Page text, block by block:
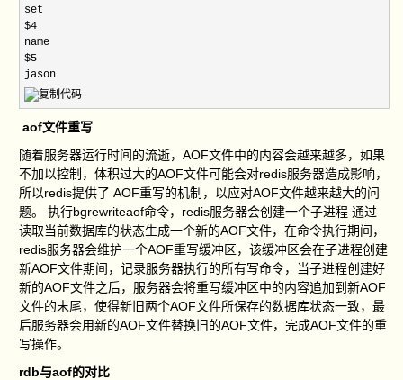
set
$4
name
$5
jason
aof文件重写
随着服务器运行时间的流逝，AOF文件中的内容会越来越多，如果
不加以控制，体积过大的AOF文件可能会对redis服务器造成影响，
所以redis提供了 AOF重写的机制，以应对AOF文件越来越大的问
题。 执行bgrewriteaof命令，redis服务器会创建一个子进程 通过
读取当前数据库的状态生成一个新的AOF文件，在命令执行期间，
redis服务器会维护一个AOF重写缓冲区，该缓冲区会在子进程创建
新AOF文件期间，记录服务器执行的所有写命令，当子进程创建好
新的AOF文件之后，服务器会将重写缓冲区中的内容追加到新AOF
文件的末尾，使得新旧两个AOF文件所保存的数据库状态一致，最
后服务器会用新的AOF文件替换旧的AOF文件，完成AOF文件的重
写操作。
rdb与aof的对比